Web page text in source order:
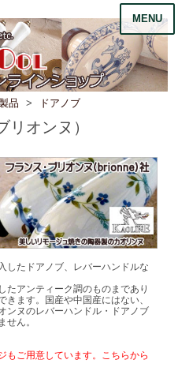
MENU
品 ドアノブ
リオンヌ）
したドアノブ、レバーハンドルな
たアンティーク調のものまであり
ます。国産や中国産にはない、
ンヌのレバーハンドル・ドアノブ
せん。
ご用意しています。こちらから